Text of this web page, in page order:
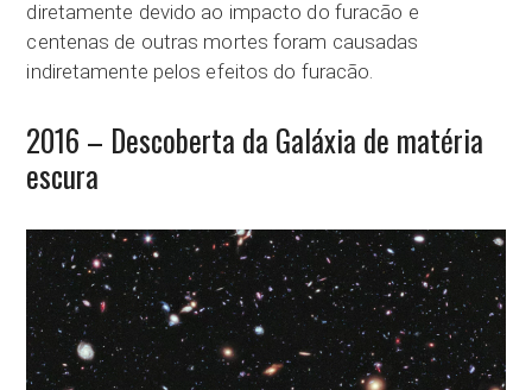
diretamente devido ao impacto do furacão e
centenas de outras mortes foram causadas
indiretamente pelos efeitos do furacão.
2016 – Descoberta da Galáxia de matéria
escura